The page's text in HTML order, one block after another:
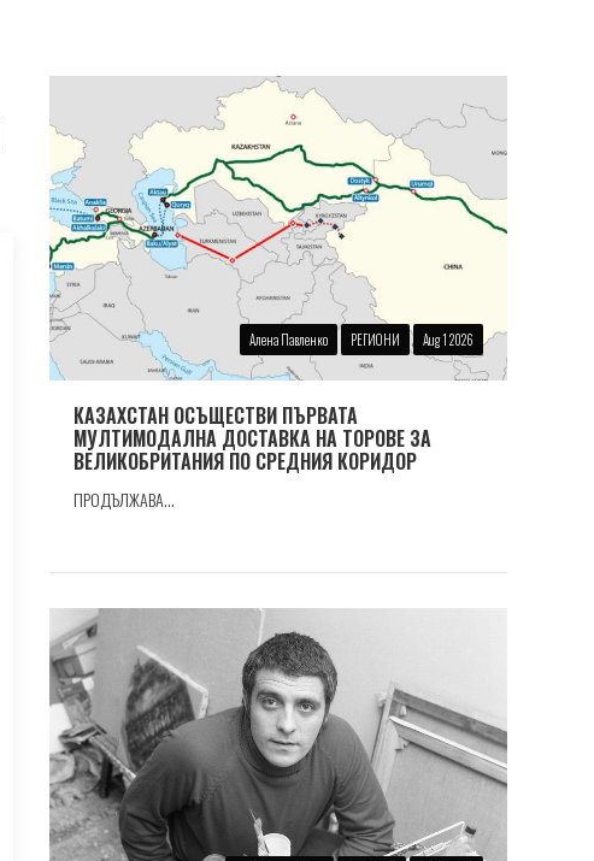
Алена Павленко РЕГИОНИ Aug 1 2026
КАЗАХСТАН ОСЪЩЕСТВИ ПЪРВАТА
МУЛТИМОДАЛНА ДОСТАВКА НА ТОРОВЕ ЗА
ВЕЛИКОБРИТАНИЯ ПО СРЕДНИЯ КОРИДОР
ПРОДЪЛЖАВА...